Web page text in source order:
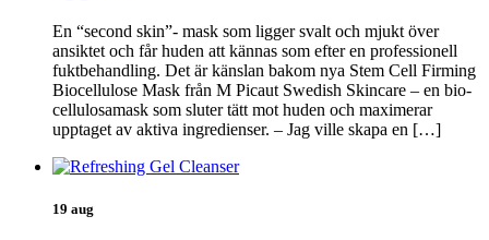
En “second skin”- mask som ligger svalt och mjukt över
ansiktet och får huden att kännas som efter en professionell
fuktbehandling. Det är känslan bakom nya Stem Cell Firming
Biocellulose Mask från M Picaut Swedish Skincare – en bio-
cellulosamask som sluter tätt mot huden och maximerar
upptaget av aktiva ingredienser. – Jag ville skapa en […]
19 aug